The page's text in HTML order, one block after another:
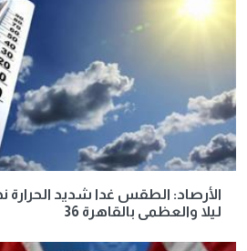
الأرصاد: الطقس غدا شديد الحرارة
ليلا والعظمى بالقاهرة 36